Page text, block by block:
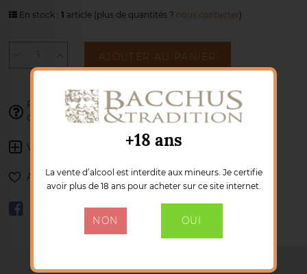
En stock : 1 article(plus de quantités ? nous contacter)
AJOUTER AU PANIER
Franck se tient à votre disposition pourvalider votre
commande :02 77 85 41 34
Voir les autres produits :GLANN AR MOR
Ajouter à ma liste de souhaits
+18 ans
La vente d’alcool est interdite aux mineurs. Je certifie
avoir plus de 18 ans pour acheter sur ce site internet.
NON OUI